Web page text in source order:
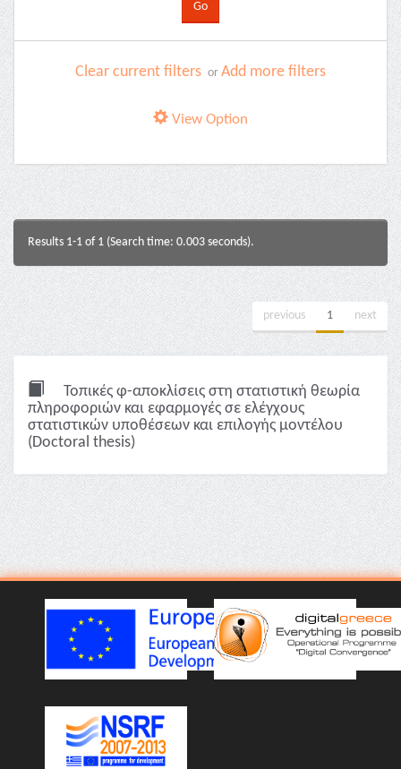
Clear current filters or Add more filters
View Option
Results 1-1 of 1 (Search time: 0.003 seconds).
previous 1 next
Τοπικές φ-αποκλίσεις στη στατιστική θεωρία
πληροφοριών και εφαρμογές σε ελέγχους
στατιστικών υποθέσεων και επιλογής μοντέλου
(Doctoral thesis)